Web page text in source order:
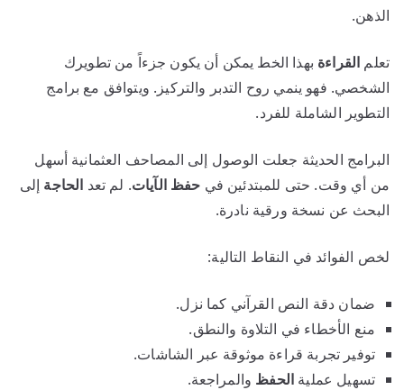
الذهن.
تعلم القراءة بهذا الخط يمكن أن يكون جزءاً من تطويرك
الشخصي. فهو ينمي روح التدبر والتركيز. ويتوافق مع برامج
التطوير الشاملة للفرد.
البرامج الحديثة جعلت الوصول إلى المصاحف العثمانية أسهل
من أي وقت. حتى للمبتدئين في حفظ الآيات. لم تعد الحاجة إلى
البحث عن نسخة ورقية نادرة.
لخص الفوائد في النقاط التالية:
ضمان دقة النص القرآني كما نزل.
منع الأخطاء في التلاوة والنطق.
توفير تجربة قراءة موثوقة عبر الشاشات.
تسهيل عملية الحفظ والمراجعة.